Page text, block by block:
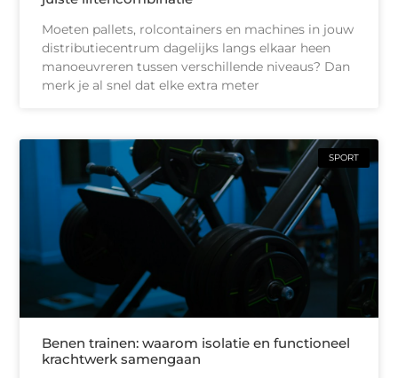
Moeten pallets, rolcontainers en machines in jouw
distributiecentrum dagelijks langs elkaar heen
manoeuvreren tussen verschillende niveaus? Dan
merk je al snel dat elke extra meter
SPORT
Benen trainen: waarom isolatie en functioneel
krachtwerk samengaan